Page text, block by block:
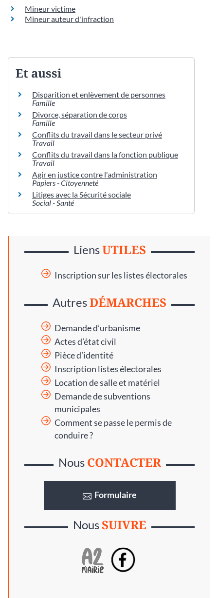
Mineur victime
Mineur auteur d'infraction
Et aussi
Disparition et enlèvement de personnes
Famille
Divorce, séparation de corps
Famille
Conflits du travail dans le secteur privé
Travail
Conflits du travail dans la fonction publique
Travail
Agir en justice contre l'administration
Papiers - Citoyenneté
Litiges avec la Sécurité sociale
Social - Santé
LiensUTILES
Inscription sur les listes électorales
AutresDÉMARCHES
Demande d’urbanisme
Actes d’état civil
Pièce d’identité
Inscription listes électorales
Location de salle et matériel
Demande de subventions
municipales
Comment se passe le permis de
conduire ?
Nous CONTACTER
Formulaire
NousSUIVRE